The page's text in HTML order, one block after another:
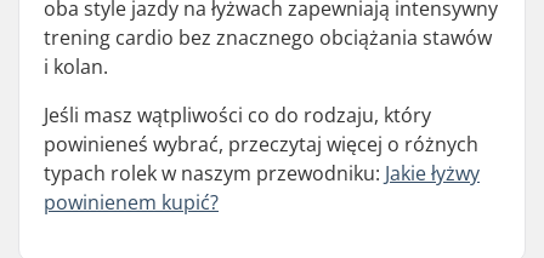
oba style jazdy na łyżwach zapewniają intensywny
trening cardio bez znacznego obciążania stawów
i kolan.
Jeśli masz wątpliwości co do rodzaju, który
powinieneś wybrać, przeczytaj więcej o różnych
typach rolek w naszym przewodniku: Jakie łyżwy
powinienem kupić?